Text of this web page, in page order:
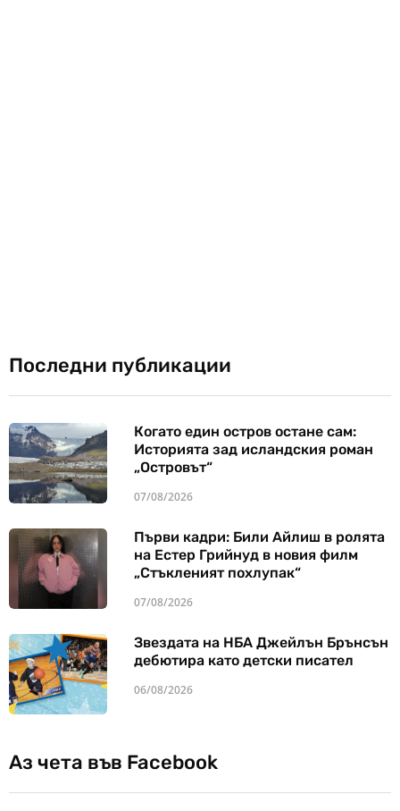
Последни публикации
Когато един остров остане сам:
Историята зад исландския роман
„Островът“
07/08/2026
Първи кадри: Били Айлиш в ролята
на Естер Грийнуд в новия филм
„Стъкленият похлупак“
07/08/2026
Звездата на НБА Джейлън Брънсън
дебютира като детски писател
06/08/2026
Аз чета във Facebook